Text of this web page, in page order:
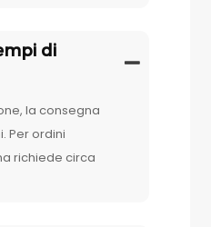
di
la consegna
Per ordini
richiede circa